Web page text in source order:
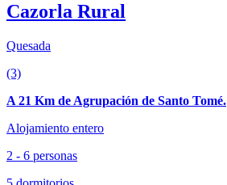
Cazorla Rural
Quesada
(3)
A 21 Km de Agrupación de Santo Tomé.
Alojamiento entero
2 - 6 personas